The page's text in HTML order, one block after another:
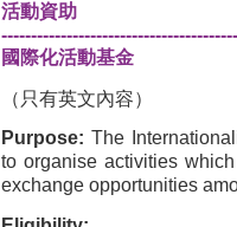
活動資助
----------------------------------------
國際化活動基金
（只有英文內容）
Purpose: The
to organise activities
exchange opportunities